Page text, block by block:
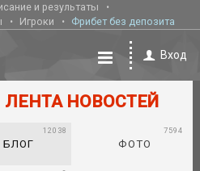
и результаты
Игроки Фрибет без депозита
Вход
ЛЕНТА НОВОСТЕЙ
БЛОГ
12038
ФОТО
7594